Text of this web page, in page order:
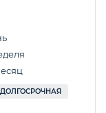
ДОЛГОСРОЧНАЯ